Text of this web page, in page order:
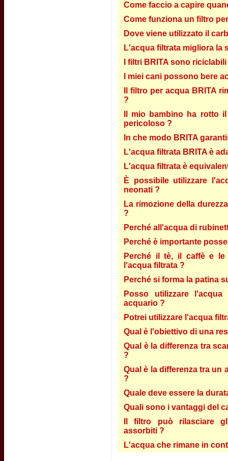
Come faccio a capire
Come funziona un filtro
Dove viene utilizzato il
L'acqua filtrata migliora la
I filtri BRITA sono
I miei cani possono bere
Il filtro per acqua BRITA
?
Il mio bambino ha rotto
pericoloso ?
In che modo BRITA
L'acqua filtrata BRITA è
L'acqua filtrata è
È possibile utilizzare
neonati ?
La rimozione della
?
Perché all'acqua di
Perché è importante
Perché il tè, il caffè e
l'acqua filtrata ?
Perché si forma la patina
Posso utilizzare
acquario ?
Potrei utilizzare l'acqua
Qual è l'obiettivo di una
Qual è la differenza tra
?
Qual è la differenza tra un
?
Quale deve essere la
Quali sono i vantaggi del
Il filtro può rilasciare
assorbiti ?
L'acqua che rimane in